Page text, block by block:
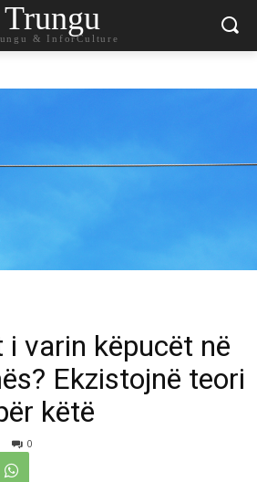
Trungu
& InforCulture
i varin këpucët në
Ekzistojnë teori
këtë
0